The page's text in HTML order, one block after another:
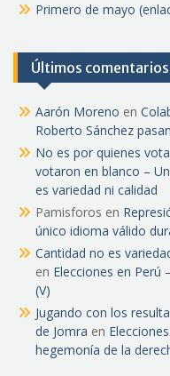
Primero de mayo
Últimos comentarios
Aarón Moreno en
Roberto Sánchez
No es por quienes
votaron en blanco –
es variedad ni calidad
Pamisforos en
único idioma válido
Cantidad no es
en Elecciones en Perú
(V)
Jugando con los
de Jomra en
hegemonía de la